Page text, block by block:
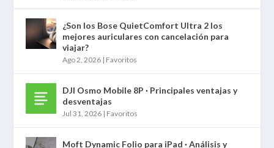
¿Son los Bose QuietComfort Ultra 2 los
mejores auriculares con cancelación para
viajar?
Ago 2, 2026 | Favoritos
DJI Osmo Mobile 8P · Principales ventajas y
desventajas
Jul 31, 2026 | Favoritos
Moft Dynamic Folio para iPad · Análisis y